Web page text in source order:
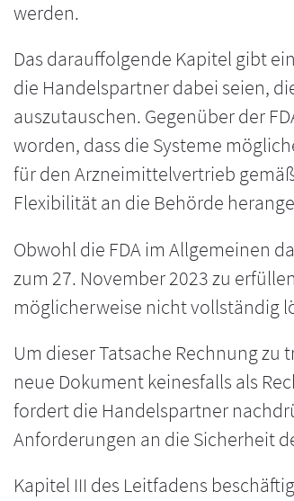
werden.
Das darauffolgende Kapitel gibt
die Handelspartner dabei seien,
auszutauschen. Gegenüber der
worden, dass die Systeme
für den Arzneimittelvertrieb
Flexibilität an die Behörde
Obwohl die FDA im Allgemeinen
zum 27. November 2023 zu
möglicherweise nicht vollständig
Um dieser Tatsache Rechnung
neue Dokument keinesfalls als
fordert die Handelspartner
Anforderungen an die Sicherheit
Kapitel III des Leitfadens